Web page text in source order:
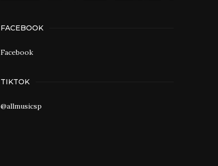
FACEBOOK
Facebook
TIKTOK
@allmusicsp